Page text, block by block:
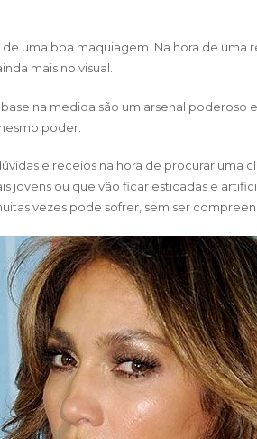
uma boa maquiagem. Na hora de
mais no visual.
na medida são um arsenal poderoso
poder.
e receios na hora de procurar uma
jovens ou que vão ficar esticadas e
vezes pode sofrer, sem ser